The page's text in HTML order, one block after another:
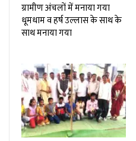
ग्रामीण अंचलों में मनाया गया
धूमधाम व हर्ष उल्लास के साथ के
साथ मनाया गया